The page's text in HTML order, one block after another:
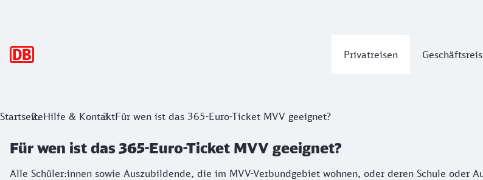
Privatreisen
StartseiteHilfe & KontaktFür wen ist das 365-Euro-Ticket MVV geeignet?
Für wen ist das 365-Euro-Ticket MVV geeignet?
Alle Schüler:innen sowie Auszubildende, die im MVV-Verbundgebiet wohnen, oder deren Schule oder